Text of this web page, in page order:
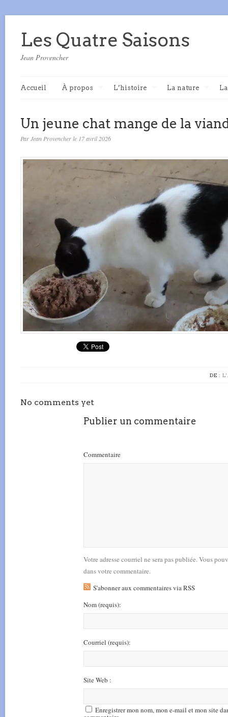
Les Quatre Saisons
Jean Provencher
Accueil À propos L’histoire La nature
Un jeune chat mange de la
Par Jean Provencher le 17 avril 2026
DE :
No comments yet
Publier un commentaire
Commentaire
Votre adresse courriel ne sera pas publiée. Vous
dans votre commentaire.
S'abonner aux commentaires via RSS
Nom(requis):
Courriel (requis):
Site Web :
Enregistrer mon nom, mon e-mail et mon site